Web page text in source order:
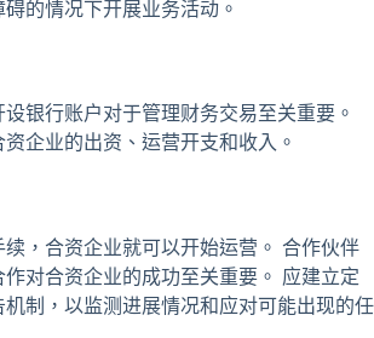
的情况下开展业务活动。
银行账户对于管理财务交易至关重要。
企业的出资、运营开支和收入。
，合资企业就可以开始运营。 合作伙伴
对合资企业的成功至关重要。 应建立定
制，以监测进展情况和应对可能出现的任